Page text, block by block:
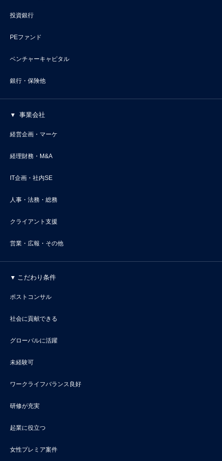
投資銀行
PEファンド
ベンチャーキャピタル
銀行・保険他
事業会社
経営企画・マーケ
経理財務・M&A
IT企画・社内SE
人事・法務・総務
クライアント支援
営業・広報・その他
こだわり条件
ポストコンサル
社会に貢献できる
グローバルに活躍
未経験可
ワークライフバランス良好
研修が充実
起業に役立つ
女性プレミア案件